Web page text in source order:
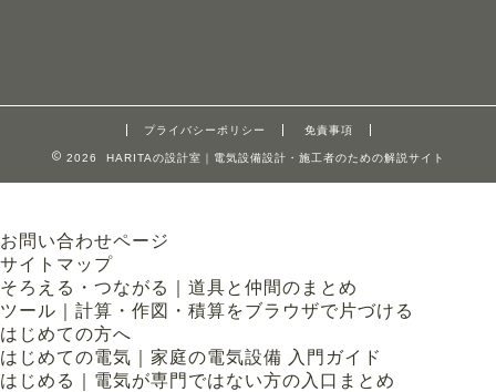
プライバシーポリシー 免責事項
2026 HARITAの設計室｜電気設備設計・施工者のための解説サイト
お問い合わせページ
サイトマップ
そろえる・つながる｜道具と仲間のまとめ
ツール｜計算・作図・積算をブラウザで片づける
はじめての方へ
はじめての電気｜家庭の電気設備 入門ガイド
はじめる｜電気が専門ではない方の入口まとめ